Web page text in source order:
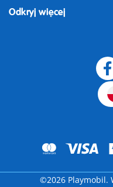
Odstąpienie od umowy
Odkryj więcej
©2026 Playmobil.